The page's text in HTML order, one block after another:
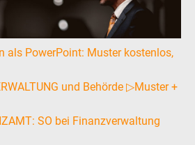
als PowerPoint: Muster kostenlos,
und Behörde ▷Muster +
SO bei Finanzverwaltung